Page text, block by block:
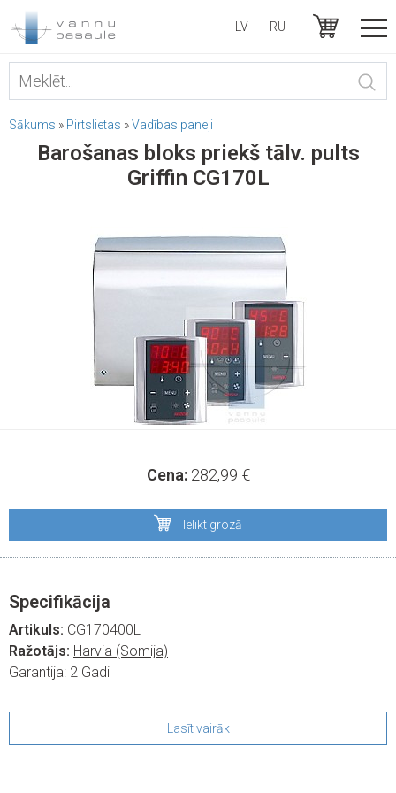
LV RU
Sākums » Pirtslietas »Vadības paneļi
Barošanas bloks priekš tālv. pults
Griffin CG170L
Cena: 282,99 €
Ielikt grozā
Specifikācija
Artikuls: CG170400L
Ražotājs: Harvia (Somija)
Garantija: 2 Gadi
Lasīt vairāk